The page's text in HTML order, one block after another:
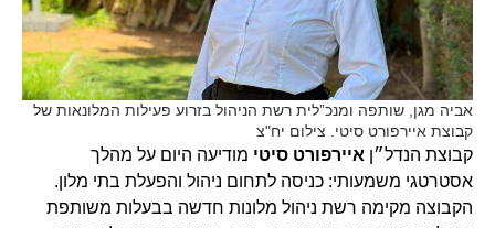
אביה מגן, שותפה ומנכ”לית רשת הניהול בזרוע פעילות המלונאות של
קבוצת איירפורט סיטי. צילום יח"צ
קבוצת הנדל״ן איירפורט סיטי מודיעה היום על מהלך
אסטרטגי משמעותי: כניסה לתחום ניהול והפעלת בתי מלון.
הקבוצה מקימה רשת ניהול מלונות חדשה בבעלות משותפת